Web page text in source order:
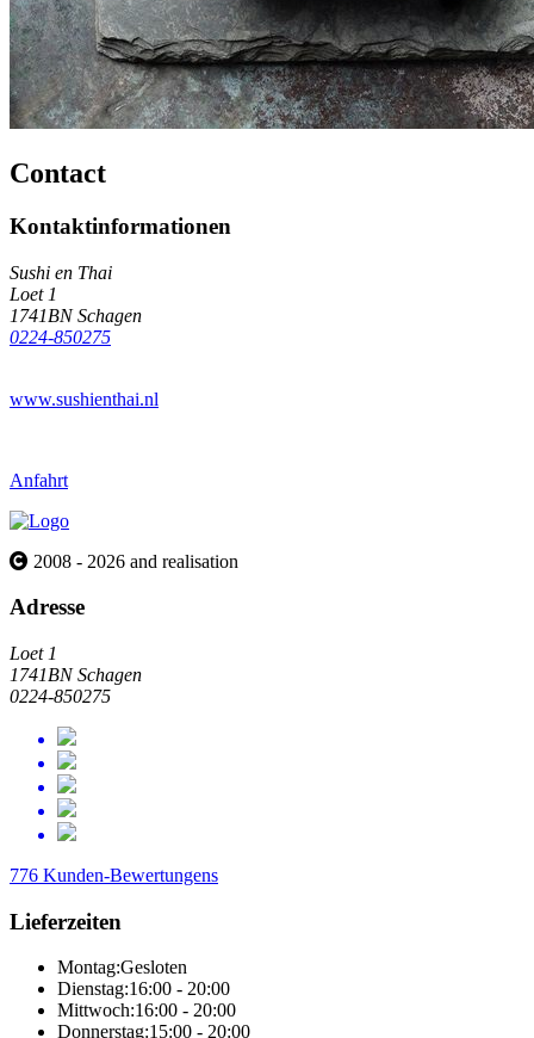
Contact
Kontaktinformationen
Sushi en Thai
Loet 1
1741BN Schagen
0224-850275
www.sushienthai.nl
Anfahrt
2008 - 2026 and realisation
Adresse
Loet 1
1741BN Schagen
0224-850275
776 Kunden-Bewertungens
Lieferzeiten
Montag:Gesloten
Dienstag:16:00 - 20:00
Mittwoch:16:00 - 20:00
Donnerstag:15:00 - 20:00